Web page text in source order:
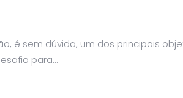
é sem dúvida, um dos principais
para...